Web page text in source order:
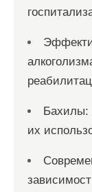
Бахилы:
их